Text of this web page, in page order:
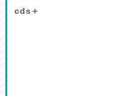
cds＋